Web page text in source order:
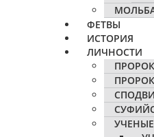
ФЕТВЫ
ИСТОРИЯ
ЛИЧНОСТИ
УЧЕНЫЕ